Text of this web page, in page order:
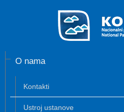
O nama
Kontakti
Ustroj ustanove